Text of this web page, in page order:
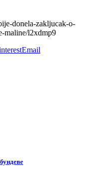
donela-zakljucak-o-
maline/l2xdmp9
Email